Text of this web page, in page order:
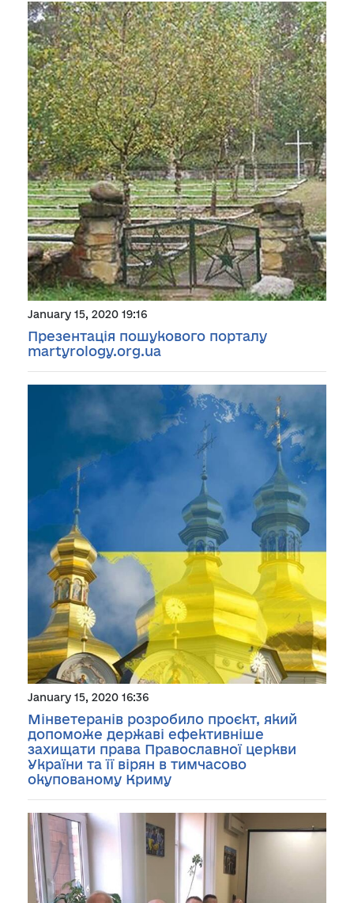
January 15, 2020 19:16
Презентація пошукового порталу
martyrology.org.ua
January 15, 2020 16:36
Мінветеранів розробило проєкт, який
допоможе державі ефективніше
захищати права Православної церкви
України та її вірян в тимчасово
окупованому Криму